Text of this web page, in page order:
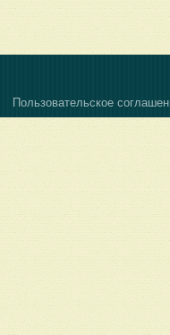
Пользовательское